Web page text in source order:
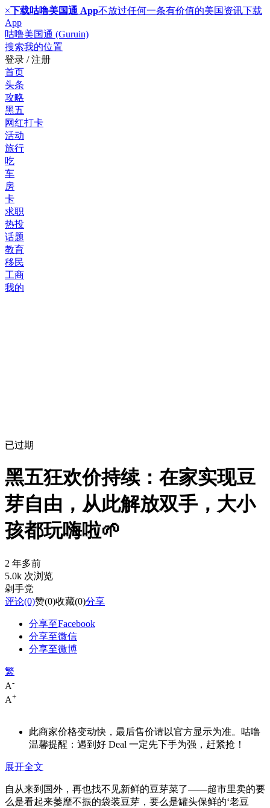
×下载咕噜美国通 App不放过任何一条有价值的美国资讯下载
App
咕噜美国通 (Guruin)
搜索我的位置
登录 / 注册
首页
头条
攻略
黑五
网红打卡
活动
旅行
吃
车
房
卡
求职
热投
话题
教育
移民
工商
我的
已过期
黑五狂欢价持续：在家实现豆
芽自由，从此解放双手，大小
孩都玩嗨啦🌱
2 年多前
5.0k 次浏览
剁手党
评论(0)赞(0)收藏(0)分享
分享至Facebook
分享至微信
分享至微博
繁
A-
A+
此商家价格变动快，最后售价请以官方显示为准。咕噜
温馨提醒：遇到好 Deal 一定先下手为强，赶紧抢！
展开全文
自从来到国外，再也找不见新鲜的豆芽菜了——超市里卖的要
么是看起来萎靡不振的袋装豆芽，要么是罐头保鲜的‘老豆